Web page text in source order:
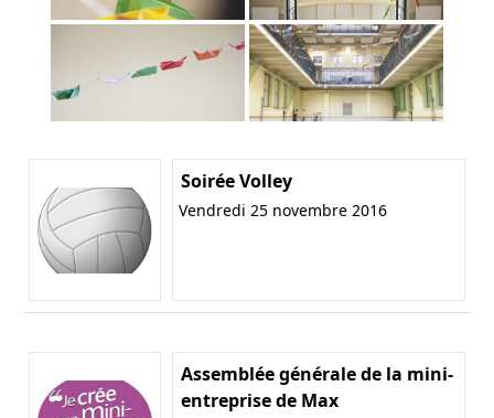
Soirée Volley
Vendredi 25 novembre 2016
Assemblée générale de la mini-
entreprise de Max